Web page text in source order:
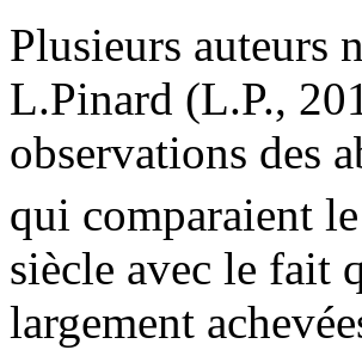
Plusieurs auteurs
L.Pinard (L.P.,
observations des
qui comparaient
siècle avec le fait
largement